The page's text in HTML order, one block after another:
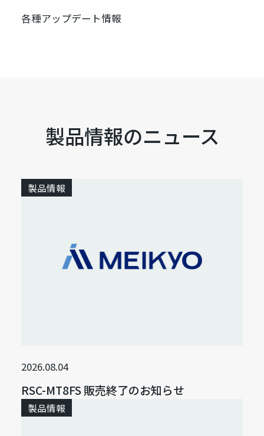
各種アップデート情報
製品情報のニュース
製品情報
2026.08.04
RSC-MT8FS 販売終了のお知らせ
製品情報